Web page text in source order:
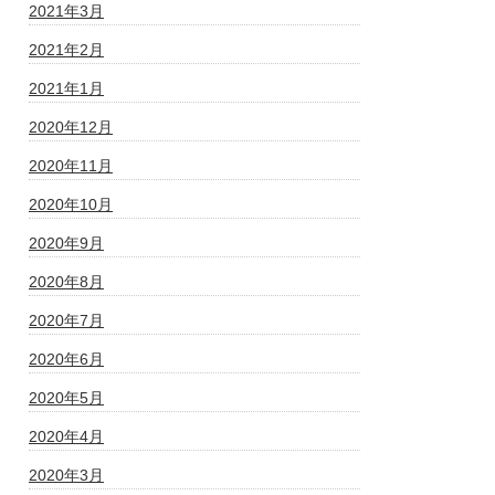
2021年3月
2021年2月
2021年1月
2020年12月
2020年11月
2020年10月
2020年9月
2020年8月
2020年7月
2020年6月
2020年5月
2020年4月
2020年3月